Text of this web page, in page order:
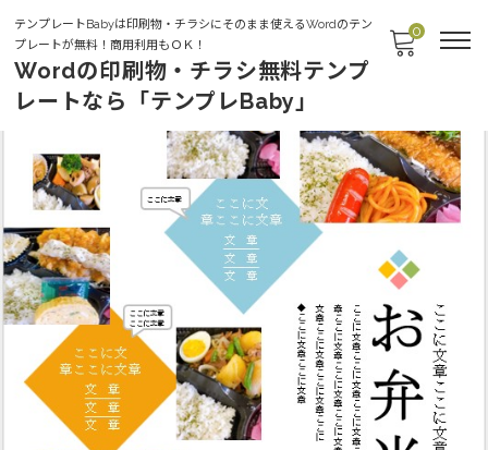
テンプレートBabyは印刷物・チラシにそのまま使えるWordのテン
プレートが無料！商用利用もＯＫ！
Wordの印刷物・チラシ無料テンプ
レートなら「テンプレBaby」
0